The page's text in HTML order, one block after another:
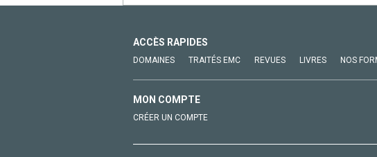
ACCÈS RAPIDES
DOMAINES TRAITÉS EMC REVUES LIVRES NOS
MON COMPTE
CRÉER UN COMPTE